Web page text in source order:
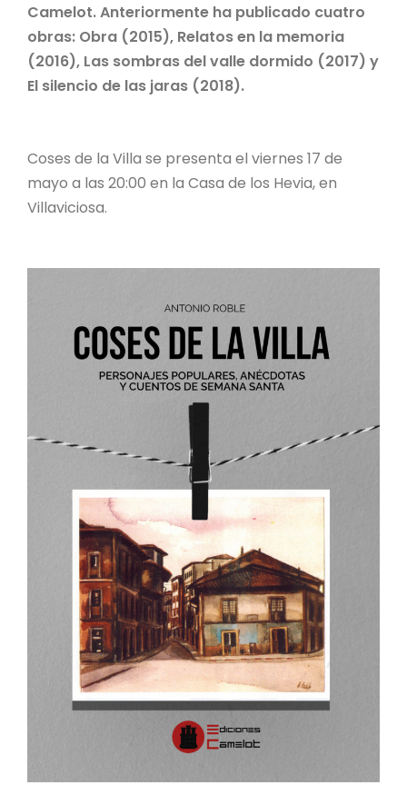
Camelot. Anteriormente ha publicado cuatro
obras: Obra (2015), Relatos en la memoria
(2016), Las sombras del valle dormido (2017) y
El silencio de las jaras (2018).
Coses de la Villa se presenta el viernes 17 de
mayo a las 20:00 en la Casa de los Hevia, en
Villaviciosa.